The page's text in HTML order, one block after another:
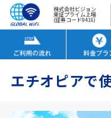
株式会社ビジョン
東証プライム上場
(証券コード9416)
エチオピアで